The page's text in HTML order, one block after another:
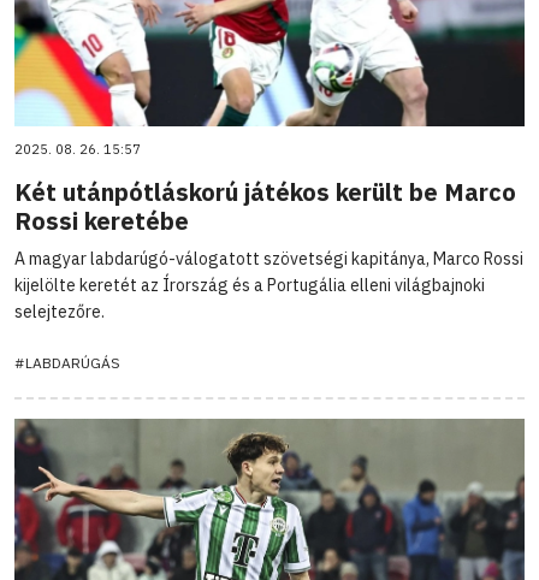
2025. 08. 26. 15:57
Két utánpótláskorú játékos került be Marco
Rossi keretébe
A magyar labdarúgó-válogatott szövetségi kapitánya, Marco Rossi
kijelölte keretét az Írország és a Portugália elleni világbajnoki
selejtezőre.
#LABDARÚGÁS